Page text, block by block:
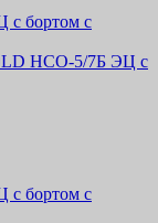
НСО-5/7Б ЭЦ с